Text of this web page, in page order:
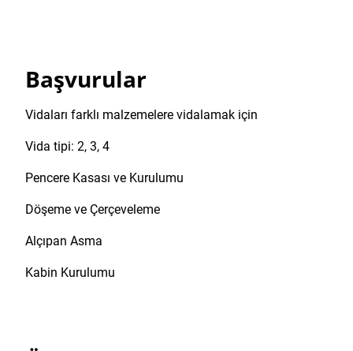
Başvurular
Vidaları farklı malzemelere vidalamak için
Vida tipi: 2, 3, 4
Pencere Kasası ve Kurulumu
Döşeme ve Çerçeveleme
Alçıpan Asma
Kabin Kurulumu